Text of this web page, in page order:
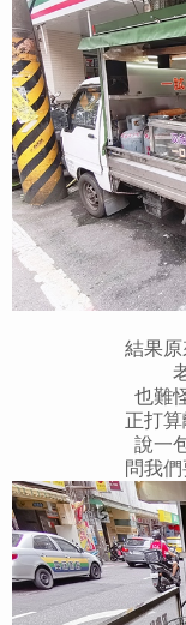
結果原
也難
正打算
說一
問我